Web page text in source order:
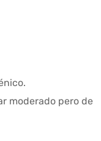
moderado pero de